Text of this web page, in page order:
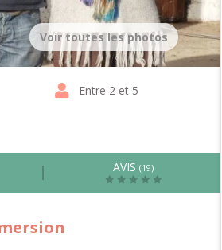
Voir toutes les photos
Entre 2 et 5
AVIS(19)